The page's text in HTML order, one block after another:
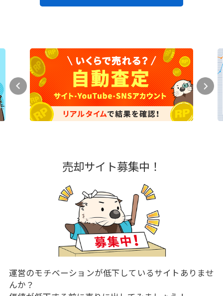
売却サイト募集中！
運営のモチベーションが低下しているサイトありませ
んか？